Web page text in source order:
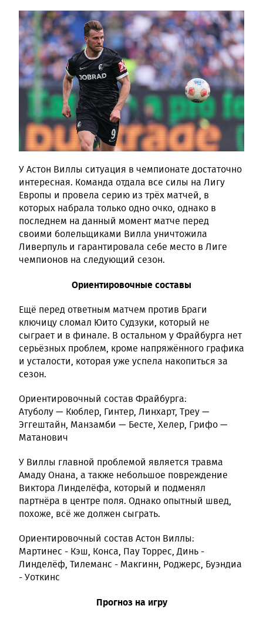
У Астон Виллы ситуация в чемпионате достаточно
интересная. Команда отдала все силы на Лигу
Европы и провела серию из трёх матчей, в
которых набрала только одно очко, однако в
последнем на данный момент матче перед
своими болельщиками Вилла уничтожила
Ливерпуль и гарантировала себе место в Лиге
чемпионов на следующий сезон.
Ориентировочные составы
Ещё перед ответным матчем против Браги
ключицу сломал Юито Судзуки, который не
сыграет и в финале. В остальном у Фрайбурга нет
серьёзных проблем, кроме напряжённого графика
и усталости, которая уже успела накопиться за
сезон.
Ориентировочный состав Фрайбурга:
Атуболу — Кюблер, Гинтер, Линхарт, Треу —
Эггештайн, Манзамби — Бесте, Хелер, Грифо —
Матанович
У Виллы главной проблемой является травма
Амаду Онана, а также небольшое повреждение
Виктора Линделёфа, который и подменял
партнёра в центре поля. Однако опытный швед,
похоже, всё же должен сыграть.
Ориентировочный состав Астон Виллы:
Мартинес - Кэш, Конса, Пау Торрес, Динь -
Линделёф, Тилеманс - Макгинн, Роджерс, Буэндиа
- Уоткинс
Прогноз на игру